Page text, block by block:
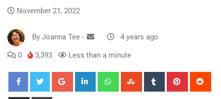
November 21, 2022
By Joanna Tee - 4 years ago
0 3,393 Less than a minute